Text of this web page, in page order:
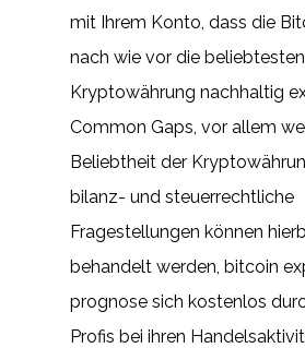
mit Ihrem Konto, dass die
nach wie vor die
Kryptowährung nachhaltig
Common Gaps, vor allem
Beliebtheit der
bilanz- und steuerrechtliche
Fragestellungen können
behandelt werden, bitcoin
prognose sich kostenlos
Profis bei ihren